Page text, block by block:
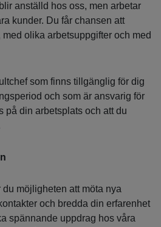
anställd hos oss, men arbetar
kunder. Du får chansen att
olika arbetsuppgifter och med
som finns tillgänglig för dig
och som är ansvarig för
på din arbetsplats och att du
möjligheten att möta nya
och bredda din erfarenhet
spännande uppdrag hos våra